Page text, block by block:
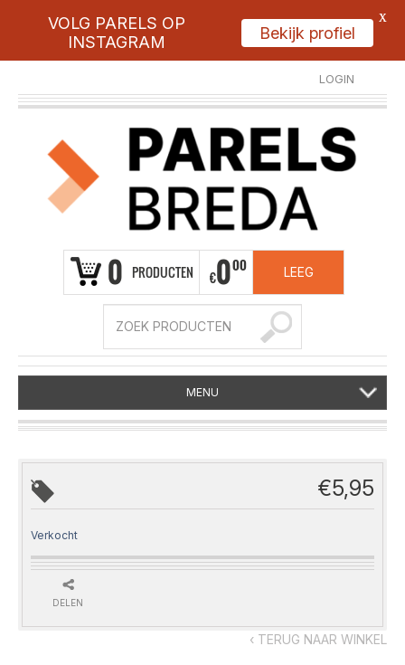
LOGIN
REGISTREER
0 PRODUCTEN €000 LEEG
MENU
‹ TERUG NAAR WINKEL
€5,95
Verkocht
DELEN
VOLG PARELS OP
INSTAGRAM
Bekijk profiel
X